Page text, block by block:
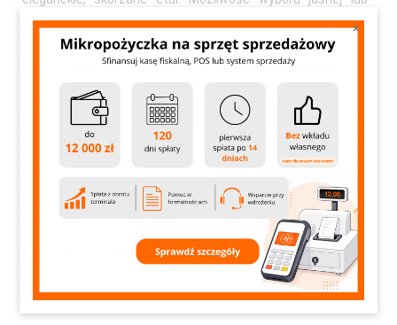
Mobile ONLINE z modemem GPRS z kartą SIM
Z uruchomioną usługą przesyłu danych do CRK przez T-
Mobile (uruchomienie karty/usługi nie będzie wymagało
dodatkowych formalności, ani czynności, będzie
następowało automatycznie, tuż po inicjalizacji przesyłu
Koszty uruchomienia i przesyłu danych wliczone w cenę
urządzenia w zależności od dostępnego pakietu.
Kto pracuje na Mobile ONLINE
Urządzenie rekomendowane do mobilnego zastosowania
dla:
×